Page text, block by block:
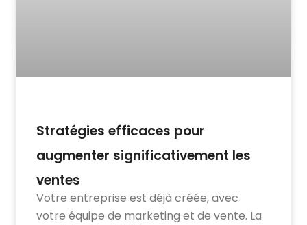
Stratégies efficaces pour
augmenter significativement les
ventes
Votre entreprise est déjà créée, avec
votre équipe de marketing et de vente. La